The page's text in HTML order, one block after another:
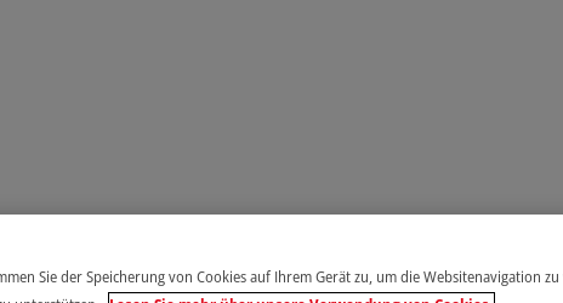
Sie der Speicherung von Cookies auf Ihrem Gerät zu, um die Websitenavigation